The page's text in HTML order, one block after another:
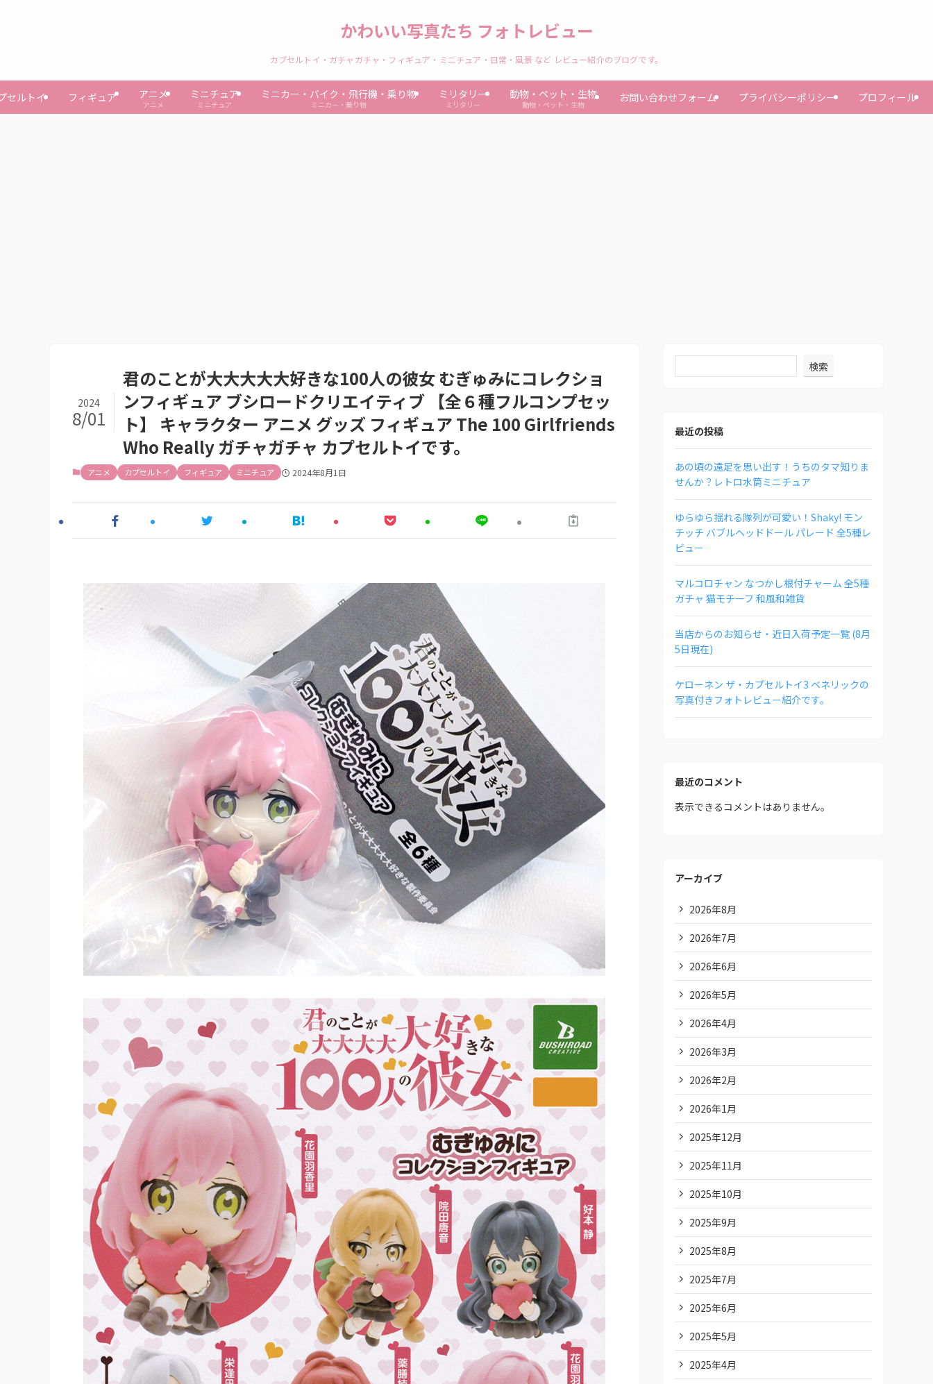
かわいい写真たち フォトレビュー
カプセルトイ・ガチャガチャ・フィギュア・ミニチュア・日常・風景 など レビュー紹介のブログです。
セルトイ フィギュア アニメ
アニメ
ミニチュア
ミニチュア
ミニカー・バイク・飛行機・乗り物
ミニカー・乗り物
ミリタリー
ミリタリー
動物・ペット・生物
動物・ペット・生物
お問い合わせフォーム プライバシーポリシー プロフィール
君のことが大大大大大好きな100人の彼女 むぎゅみにコレクショ
ンフィギュア ブシロードクリエイティブ 【全６種フルコンプセッ
ト】 キャラクター アニメ グッズ フィギュア The 100 Girlfriends
Who Really ガチャガチャ カプセルトイです。
2024
8/01
アニメ カプセルトイ フィギュア ミニチュア 2024年8月1日
検索
最近の投稿
あの頃の遠足を思い出す！うちのタマ知りま
せんか？レトロ水筒ミニチュア
ゆらゆら揺れる隊列が可愛い！Shaky! モン
チッチ バブルヘッドドール パレード 全5種レ
ビュー
マルコロチャン なつかし根付チャーム 全5種
ガチャ 猫モチーフ 和風和雑貨
当店からのお知らせ・近日入荷予定一覧 (8月
5日現在)
ケローネン ザ・カプセルトイ3 ベネリックの
写真付きフォトレビュー紹介です。
最近のコメント
表示できるコメントはありません。
アーカイブ
2026年8月
2026年7月
2026年6月
2026年5月
2026年4月
2026年3月
2026年2月
2026年1月
2025年12月
2025年11月
2025年10月
2025年9月
2025年8月
2025年7月
2025年6月
2025年5月
2025年4月